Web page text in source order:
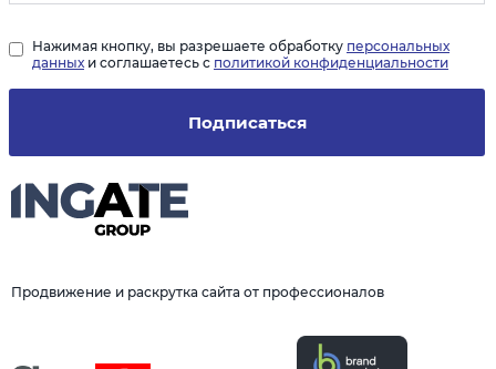
Продвижение и раскрутка сайта от профессионалов
Подписаться
Нажимая кнопку, вы разрешаете обработку персональных
данных и соглашаетесь с политикой конфиденциальности